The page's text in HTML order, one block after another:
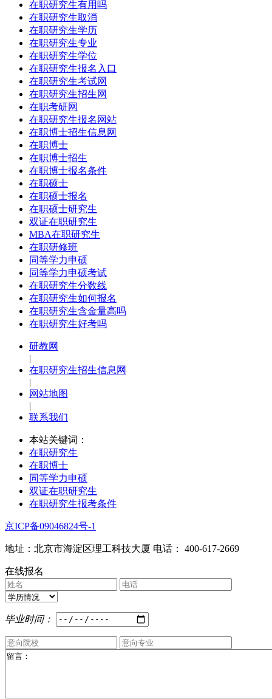
在职研究生有用吗
在职研究生取消
在职研究生学历
在职研究生专业
在职研究生学位
在职研究生报名入口
在职研究生考试网
在职研究生招生网
在职考研网
在职研究生报名网站
在职博士招生信息网
在职博士
在职博士招生
在职博士报名条件
在职硕士
在职硕士报名
在职硕士研究生
双证在职研究生
MBA在职研究生
在职研修班
同等学力申硕
同等学力申硕考试
在职研究生分数线
在职研究生如何报名
在职研究生含金量高吗
在职研究生好考吗
研教网
|
在职研究生招生信息网
|
网站地图
|
联系我们
本站关键词：
在职研究生
在职博士
同等学力申硕
双证在职研究生
在职研究生报考条件
京ICP备09046824号-1
地址：北京市海淀区理工科技大厦 电话： 400-617-2669
在线报名
毕业时间：